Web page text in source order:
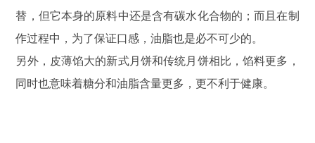
替，但它本身的原料中还是含有碳水化合物的；而且在制
作过程中，为了保证口感，油脂也是必不可少的。
另外，皮薄馅大的新式月饼和传统月饼相比，馅料更多，
同时也意味着糖分和油脂含量更多，更不利于健康。